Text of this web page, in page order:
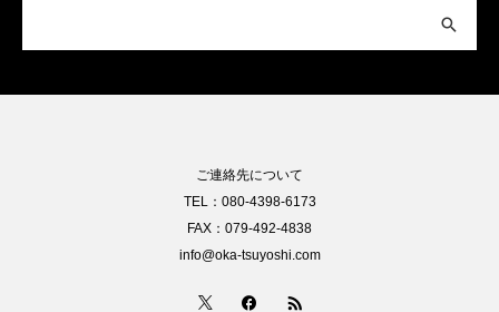
ご連絡先について
TEL：080-4398-6173
FAX：079-492-4838
info@oka-tsuyoshi.com